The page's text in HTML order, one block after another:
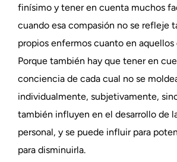
finísimo y tener en cuenta muchos
cuando esa compasión no se refleje
propios enfermos cuanto en aquellos
Porque también hay que tener en
conciencia de cada cual no se
individualmente, subjetivamente,
también influyen en el desarrollo de
personal, y se puede influir para
para disminuirla.